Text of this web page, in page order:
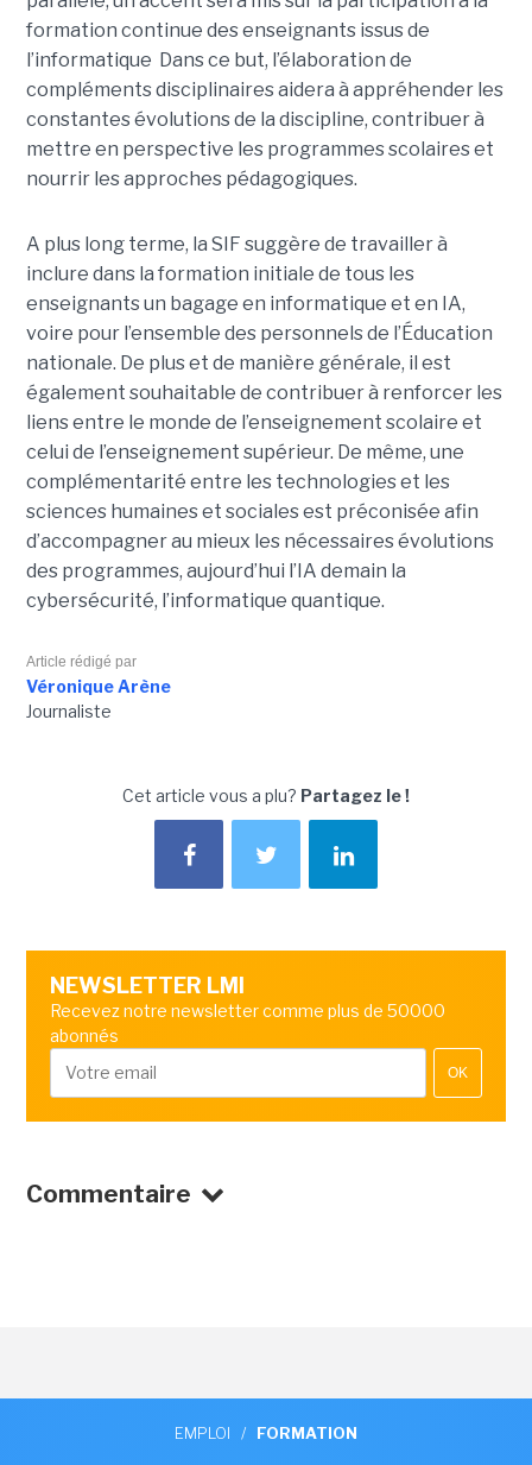
formation continue des enseignants issus de
l’informatique Dans ce but, l’élaboration de
compléments disciplinaires aidera à appréhender les
constantes évolutions de la discipline, contribuer à
mettre en perspective les programmes scolaires et
nourrir les approches pédagogiques.
A plus long terme, la SIF suggère de travailler à
inclure dans la formation initiale de tous les
enseignants un bagage en informatique et en IA,
voire pour l’ensemble des personnels de l’Éducation
nationale. De plus et de manière générale, il est
également souhaitable de contribuer à renforcer les
liens entre le monde de l’enseignement scolaire et
celui de l’enseignement supérieur. De même, une
complémentarité entre les technologies et les
sciences humaines et sociales est préconisée afin
d’accompagner au mieux les nécessaires évolutions
des programmes, aujourd’hui l’IA demain la
cybersécurité, l’informatique quantique.
Article rédigé par
Véronique Arène
Journaliste
Cet article vous a plu? Partagez le !
NEWSLETTER LMI
Recevez notre newsletter comme plus de 50000
abonnés
OK
Commentaire
EMPLOI / FORMATION